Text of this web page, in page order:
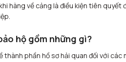
hàng về cảng là điều kiện tiên quyết
hộ gồm những gì?
thành phần hồ sơ hải quan đối với các